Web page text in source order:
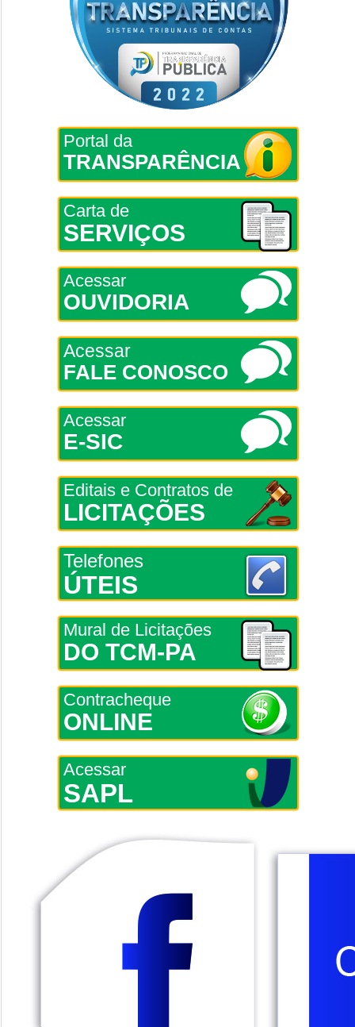
Portal da
TRANSPARÊNCIA
Carta de
SERVIÇOS
Acessar
OUVIDORIA
Acessar
FALE CONOSCO
Acessar
E-SIC
Editais e Contratos de
LICITAÇÕES
Telefones
ÚTEIS
Mural de Licitações
DO TCM-PA
Contracheque
ONLINE
Acessar
SAPL